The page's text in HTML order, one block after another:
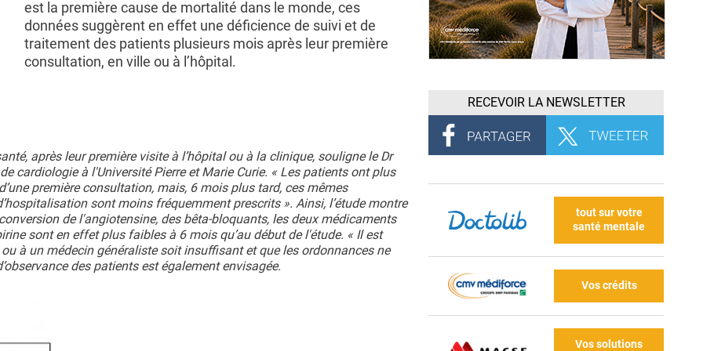
est la première cause de mortalité dans le monde, ces
données suggèrent en effet une déficience de suivi et de
traitement des patients plusieurs mois après leur première
consultation, en ville ou à l’hôpital.
après leur première visite à l’hôpital ou à la clinique, souligne le Dr
cardiologie à l'Université Pierre et Marie Curie. « Les patients ont plus
première consultation, mais, 6 mois plus tard, ces mêmes
sont moins fréquemment prescrits ». Ainsi, l’étude montre
de l'angiotensine, des bêta-bloquants, les deux médicaments
sont en effet plus faibles à 6 mois qu’au début de l'étude. « Il est
à un médecin généraliste soit insuffisant et que les ordonnances ne
des patients est également envisagée.
RECEVOIR LA NEWSLETTER
tout sur votre
santé mentale
Vos crédits
Vos solutions